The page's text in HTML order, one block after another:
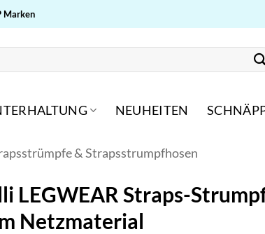
Marken
NEUHEITEN
& Strapsstrumpfhosen
LEGWEAR Straps-
Netzmaterial